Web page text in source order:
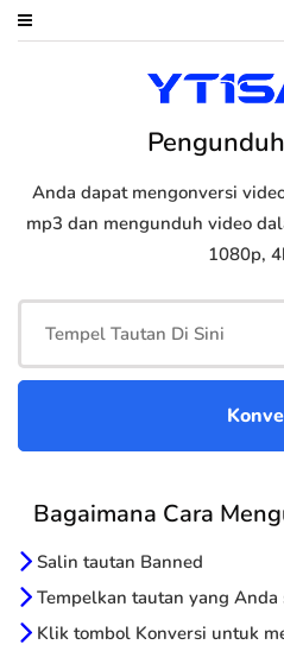
Anda dapat mengonversi
mp3 dan mengunduh video
1080p,
Bagaimana Cara
Salin tautan Banned
Tempelkan tautan yang
Klik tombol Konversi untuk